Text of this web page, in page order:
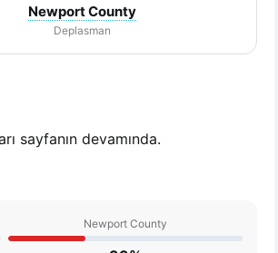
Newport County
Deplasman
sayfanın devamında.
Newport County